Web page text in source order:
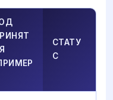
СТАТУ
С